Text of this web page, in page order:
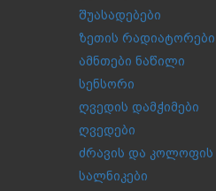
შუასადებები
ზეთის რადიატორები
ამნთები ნაწილი
სენსორი
ღვედის დამჭიმები
ღვედები
ძრავის და კოლოფის
სალნიკები